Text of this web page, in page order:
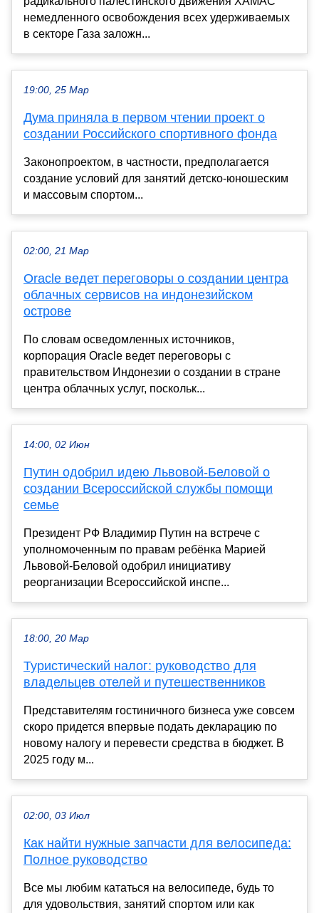
немедленного освобождения всех удерживаемых
в секторе Газа заложн...
19:00, 25 Мар
Дума приняла в первом чтении проект о
создании Российского спортивного фонда
Законопроектом, в частности, предполагается
создание условий для занятий детско-юношеским
и массовым спортом...
02:00, 21 Мар
Oracle ведет переговоры о создании центра
облачных сервисов на индонезийском
острове
По словам осведомленных источников,
корпорация Oracle ведет переговоры с
правительством Индонезии о создании в стране
центра облачных услуг, поскольк...
14:00, 02 Июн
Путин одобрил идею Львовой-Беловой о
создании Всероссийской службы помощи
семье
Президент РФ Владимир Путин на встрече с
уполномоченным по правам ребёнка Марией
Львовой-Беловой одобрил инициативу
реорганизации Всероссийской инспе...
18:00, 20 Мар
Туристический налог: руководство для
владельцев отелей и путешественников
Представителям гостиничного бизнеса уже совсем
скоро придется впервые подать декларацию по
новому налогу и перевести средства в бюджет. В
2025 году м...
02:00, 03 Июл
Как найти нужные запчасти для велосипеда:
Полное руководство
Все мы любим кататься на велосипеде, будь то
для удовольствия, занятий спортом или как